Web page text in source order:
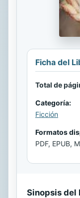
Ficha del
Total de
Categoría:
Ficción
Formatos
PDF, EPUB,
Sinopsis del